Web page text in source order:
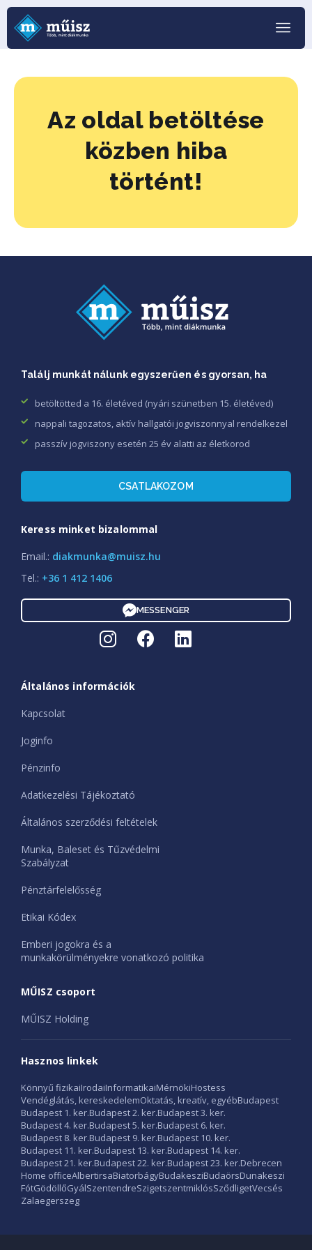
Az oldal betöltése
közben hiba
történt!
Találj munkát nálunk egyszerűen és gyorsan, ha
betöltötted a 16. életéved (nyári szünetben 15. életéved)
nappali tagozatos, aktív hallgatói jogviszonnyal rendelkezel
passzív jogviszony esetén 25 év alatti az életkorod
CSATLAKOZOM
Keress minket bizalommal
Email.: diakmunka@muisz.hu
Tel.: +36 1 412 1406
MESSENGER
Általános információk
Kapcsolat
Joginfo
Pénzinfo
Adatkezelési Tájékoztató
Általános szerződési feltételek
Munka, Baleset és Tűzvédelmi
Szabályzat
Pénztárfelelősség
Etikai Kódex
Emberi jogokra és a
munkakörülményekre vonatkozó politika
MŰISZ csoport
MŰISZ Holding
Hasznos linkek
Könnyű fizikaiIrodaiInformatikaiMérnökiHostess
Vendéglátás, kereskedelemOktatás, kreatív, egyébBudapest
Budapest 1. ker.Budapest 2. ker.Budapest 3. ker.
Budapest 4. ker.Budapest 5. ker.Budapest 6. ker.
Budapest 8. ker.Budapest 9. ker.Budapest 10. ker.
Budapest 11. ker.Budapest 13. ker.Budapest 14. ker.
Budapest 21. ker.Budapest 22. ker.Budapest 23. ker.Debrecen
Home officeAlbertirsaBiatorbágyBudakesziBudaörsDunakeszi
FótGödöllőGyálSzentendreSzigetszentmiklósSződligetVecsés
Zalaegerszeg